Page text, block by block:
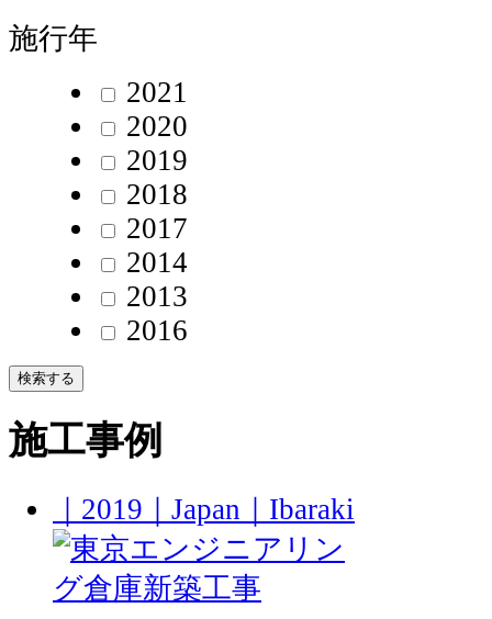
施行年
2021
2020
2019
2018
2017
2014
2013
2016
検索する
施工事例
｜2019｜Japan｜Ibaraki